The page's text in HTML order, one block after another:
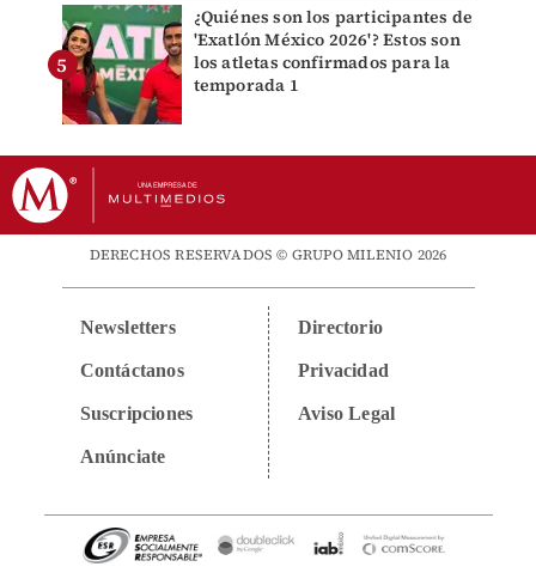
¿Quiénes son los participantes de
'Exatlón México 2026'? Estos son
los atletas confirmados para la
temporada 1
DERECHOS RESERVADOS © GRUPO MILENIO 2026
Newsletters
Contáctanos
Suscripciones
Anúnciate
Directorio
Privacidad
Aviso Legal